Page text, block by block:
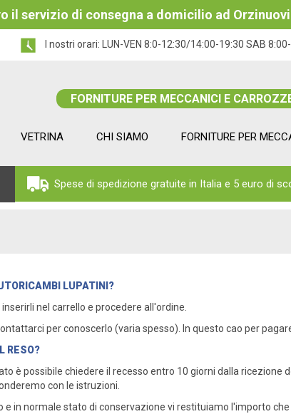
il servizio di consegna a domicilio ad
I nostri orari: LUN-VEN 8:0-12:30/14:00-19:30 SAB
FORNITURE PER MECCANICI E
VETRINA CHI SIAMO FORNITURE PER
Spese di spedizione gratuite in Italia e 5 euro di
LUPATINI?
nel carrello e procedere all'ordine.
per conoscerlo (varia spesso). In questo cao per
RESO?
è possibile chiedere il recesso entro 10 giorni dalla
con le istruzioni.
e in normale stato di conservazione vi restituiamo l'importo